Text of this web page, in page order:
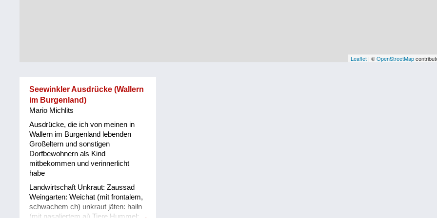
Leaflet | ©OpenStreetMap
Seewinkler Ausdrücke (Wallern
im Burgenland)
Mario Michlits
Ausdrücke, die ich von meinen in
Wallern im Burgenland lebenden
Großeltern und sonstigen
Dorfbewohnern als Kind
mitbekommen und verinnerlicht
habe
Landwirtschaft Unkraut: Zaussad
Weingarten: Weichat (mit frontalem,
schwachem ch) unkraut jäten: hailn
(mit nasaliertem ai) Tiere Hummel: